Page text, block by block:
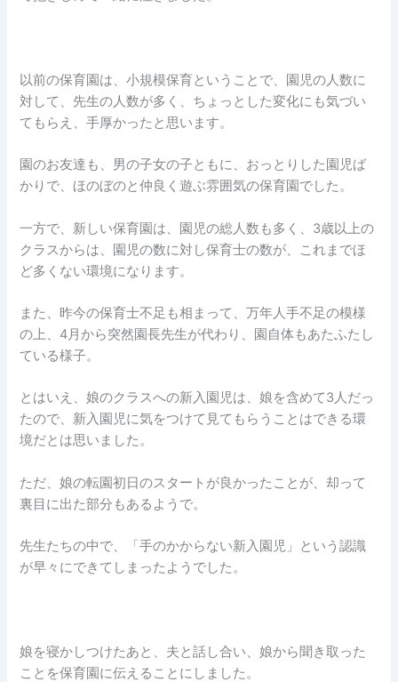
以前の保育園は、小規模保育ということで、園児の人数に
対して、先生の人数が多く、ちょっとした変化にも気づい
てもらえ、手厚かったと思います。
園のお友達も、男の子女の子ともに、おっとりした園児ば
かりで、ほのぼのと仲良く遊ぶ雰囲気の保育園でした。
一方で、新しい保育園は、園児の総人数も多く、3歳以上の
クラスからは、園児の数に対し保育士の数が、これまでほ
ど多くない環境になります。
また、昨今の保育士不足も相まって、万年人手不足の模様
の上、4月から突然園長先生が代わり、園自体もあたふたし
ている様子。
とはいえ、娘のクラスへの新入園児は、娘を含めて3人だっ
たので、新入園児に気をつけて見てもらうことはできる環
境だとは思いました。
ただ、娘の転園初日のスタートが良かったことが、却って
裏目に出た部分もあるようで。
先生たちの中で、「手のかからない新入園児」という認識
が早々にできてしまったようでした。
娘を寝かしつけたあと、夫と話し合い、娘から聞き取った
ことを保育園に伝えることにしました。